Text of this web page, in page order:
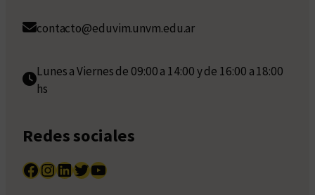
contacto@eduvim.unvm.edu.ar
Lunes a Viernes de 09:00 a 14:00 y de 16:00 a 18:00
hs
Redes sociales
Facebook InstagramLinkedIn Twitter YouTube